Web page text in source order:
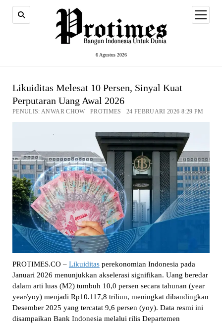
6 Agustus 2026
open
menu
Likuiditas Melesat 10 Persen, Sinyal Kuat
Perputaran Uang Awal 2026
PENULIS: ANWAR CHOW PROTIMES 24 FEBRUARI 2026 8:29 PM
PROTIMES.CO – Likuiditasperekonomian Indonesia pada
Januari 2026 menunjukkan akselerasi signifikan. Uang beredar
dalam arti luas (M2) tumbuh 10,0 persen secara tahunan (year
year/yoy) menjadi Rp10.117,8 triliun, meningkat dibandingkan
Desember 2025 yang tercatat 9,6 persen (yoy). Data resmi ini
disampaikan Bank Indonesia melalui rilis Departemen